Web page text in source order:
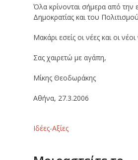
Όλα κρίνονται σήμερα από την
Δημοκρατίας και του
Μακάρι εσείς οι νέες και οι
Σας χαιρετώ με αγάπη,
Μίκης Θεοδωράκης
Αθήνα, 27.3.2006
Ιδέες-Αξίες